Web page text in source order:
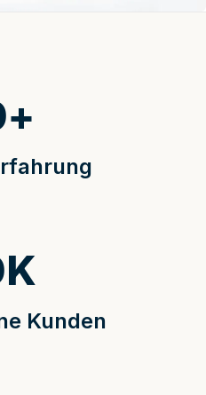
+
Kunden
K